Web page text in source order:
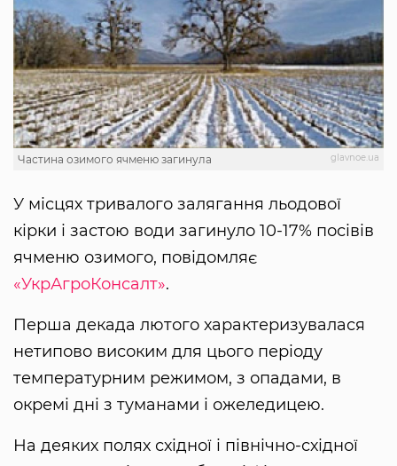
glavnoe.ua
Частина озимого ячменю загинула
У місцях тривалого залягання льодової
кірки і застою води загинуло 10-17% посівів
ячменю озимого, повідомляє
«УкрАгроКонсалт».
Перша декада лютого характеризувалася
нетипово високим для цього періоду
температурним режимом, з опадами, в
окремі дні з туманами і ожеледицею.
На деяких полях східної і північно-східної